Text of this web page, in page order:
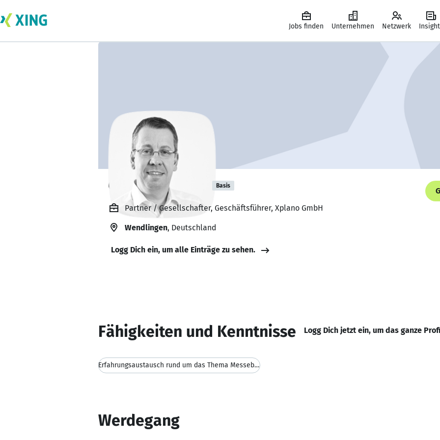
Jobs finden Unternehmen Netzwerk
Oliver Strileckyj Basis
Partner / Gesellschafter, Geschäftsführer, Xplano GmbH
Wendlingen, Deutschland
Logg Dich ein, um alle Einträge zu sehen.
Fähigkeiten und Kenntnisse Logg Dich jetzt ein, um das ganze
Erfahrungsaustausch rund um das Thema Messebau
Werdegang